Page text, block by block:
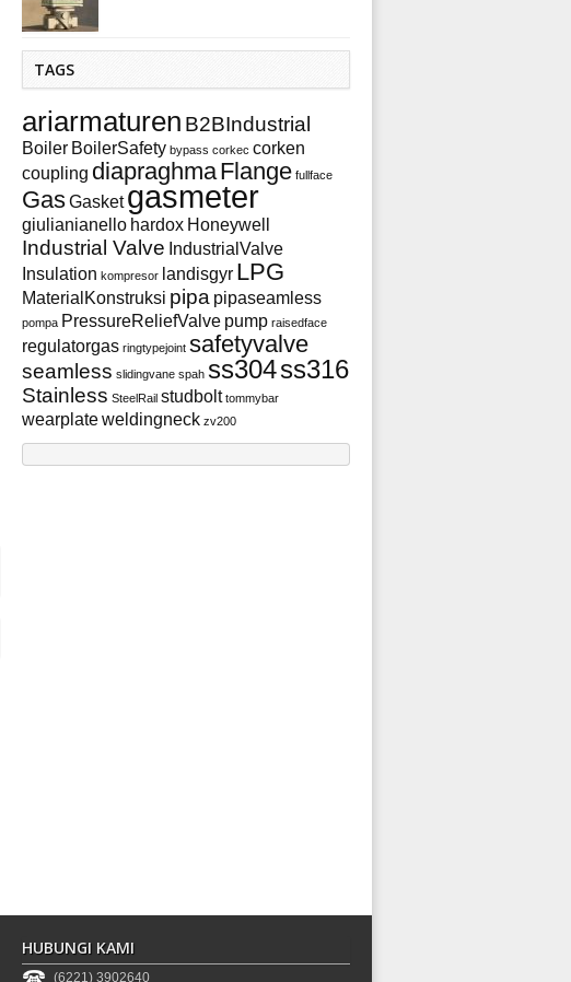
TAGS
ariarmaturen B2BIndustrial
Boiler BoilerSafety bypass corkec corken
coupling diapraghmaFlange fullface
GasGasketgasmeter
giulianianello hardox Honeywell
Industrial Valve IndustrialValve
Insulation kompresor landisgyr LPG
MaterialKonstruksi pipa pipaseamless
pompa PressureReliefValve pump raisedface
regulatorgas ringtypejoint safetyvalve
seamless slidingvane spah ss304ss316
Stainless SteelRail studbolt tommybar
wearplateweldingneck zv200
HUBUNGI KAMI
(6221) 3902640